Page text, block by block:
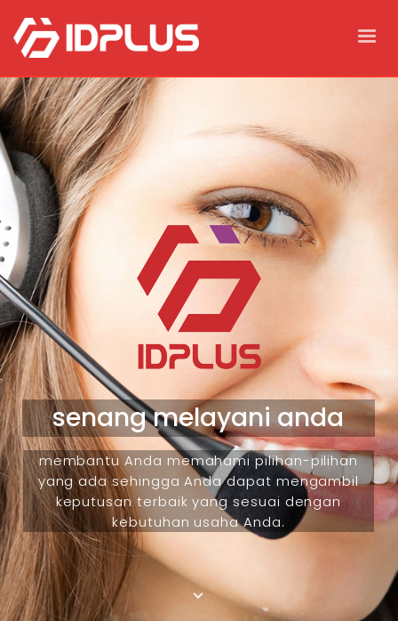
senang melayani anda
membantu Anda memahami pilihan-pilihan
yang ada sehingga Anda dapat mengambil
keputusan terbaik yang sesuai dengan
kebutuhan usaha Anda.